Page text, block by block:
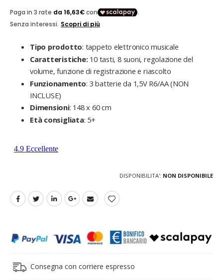
Tipo prodotto: tappeto elettronico musicale
Caratteristiche: 10 tasti, 8 suoni, regolazione del
volume, funzione di registrazione e riascolto
Funzionamento: 3 batterie da 1,5V R6/AA (NON
INCLUSE)
Dimensioni: 148 x 60 cm
Età consigliata: 5+
DISPONIBILITA': NON DISPONIBILE
Consegna con corriere espresso